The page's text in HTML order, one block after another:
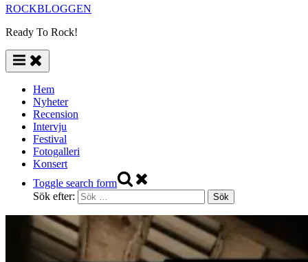
ROCKBLOGGEN
Ready To Rock!
Hem
Nyheter
Recension
Intervju
Festival
Fotogalleri
Konsert
Toggle search form
Sök efter: